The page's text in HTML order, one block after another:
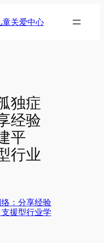
关爱中心
独症
经验
平
行业
：分享经验
援型行业学